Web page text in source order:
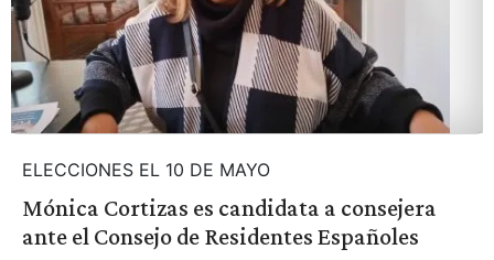
ELECCIONES EL 10 DE MAYO
Mónica Cortizas es candidata a consejera
ante el Consejo de Residentes Españoles